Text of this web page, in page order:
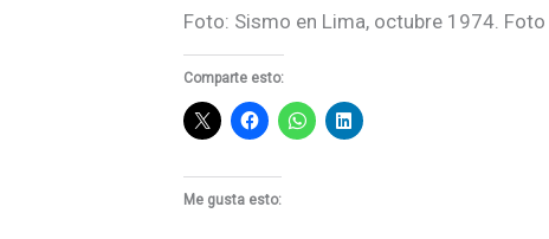
Foto: Sismo en Lima, octubre 1974.
Comparte esto:
Me gusta esto: